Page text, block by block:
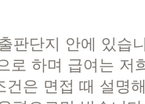
판단지 안에 있습
로 하며 급여는 저
건은 면접 때 설명